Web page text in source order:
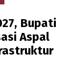
Bupati
Aspal